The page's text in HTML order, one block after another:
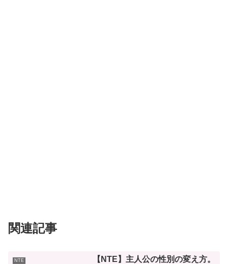
関連記事
NTE
【NTE】主人公の性別の変え方。